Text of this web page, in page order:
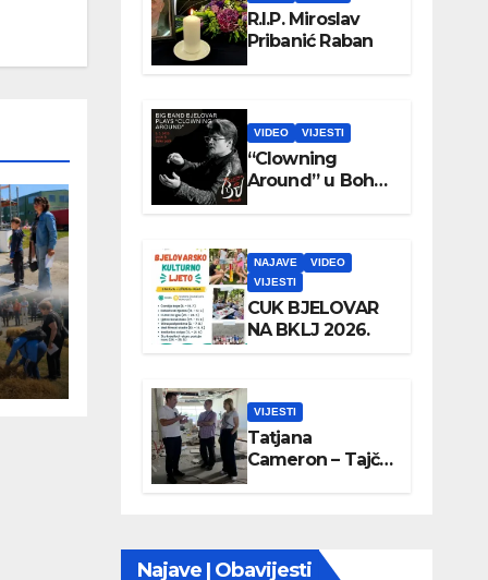
R.I.P. Miroslav
Pribanić Raban
VIDEO VIJESTI
“Clowning
Around” u Boho
parku
NAJAVE
VIDEO
VIJESTI
CUK BJELOVAR
NA BKLJ 2026.
VIJESTI
Tatjana
Cameron – Tajči
posjetila
Najave | Obavijesti